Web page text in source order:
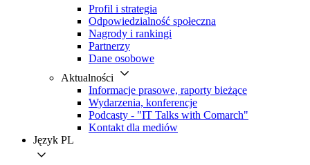
Profil i strategia
Odpowiedzialność społeczna
Nagrody i rankingi
Partnerzy
Dane osobowe
Aktualności
Informacje prasowe, raporty bieżące
Wydarzenia, konferencje
Podcasty - "IT Talks with Comarch"
Kontakt dla mediów
Język PL